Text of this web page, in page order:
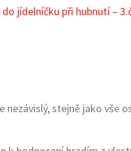
jídelníčku při hubnutí –
nezávislý, stejně jako vše